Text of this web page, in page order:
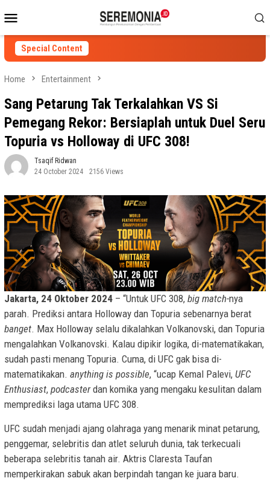
to
contentMenu
Special Content
Home Entertainment
Sang Petarung Tak Terkalahkan VS Si
Pemegang Rekor: Bersiaplah untuk Duel Seru
Topuria vs Holloway di UFC 308!
Tsaqif Ridwan
24 October 2024
2156 Views
Jakarta, 24 Oktober 2024 – “Untuk UFC 308, big match-nya
parah. Prediksi antara Holloway dan Topuria sebenarnya berat
banget. Max Holloway selalu dikalahkan Volkanovski, dan Topuria
mengalahkan Volkanovski. Kalau dipikir logika, di-matematikakan,
sudah pasti menang Topuria. Cuma, di UFC gak bisa di-
matematikakan. anything is possible, “ucap Kemal Palevi, UFC
Enthusiast, podcasterdan komika yang mengaku kesulitan dalam
memprediksi laga utama UFC 308.
UFC sudah menjadi ajang olahraga yang menarik minat petarung,
penggemar, selebritis dan atlet seluruh dunia, tak terkecuali
beberapa selebritis tanah air. Aktris Claresta Taufan
memperkirakan sabuk akan berpindah tangan ke juara baru.